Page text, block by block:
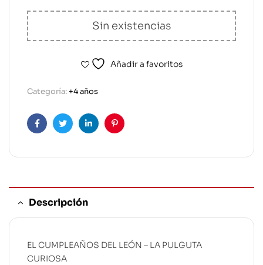
Sin existencias
Añadir a favoritos
Categoría:+4 años
FacebookTwitterLinkedinPinterest
Descripción
EL CUMPLEAÑOS DEL LEÓN – LA PULGUTA
CURIOSA